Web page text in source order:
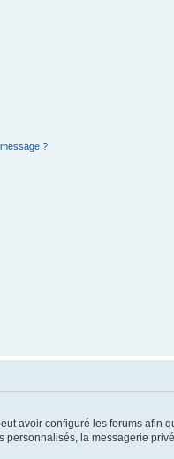
?
avoir configuré les forums
la messagerie